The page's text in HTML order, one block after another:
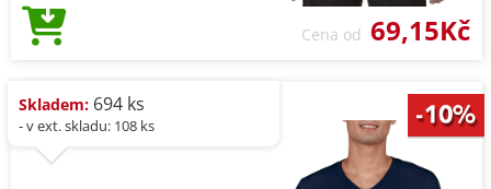
Cena od 69,15Kč
Skladem: 694 ks
- v ext. skladu: 108 ks